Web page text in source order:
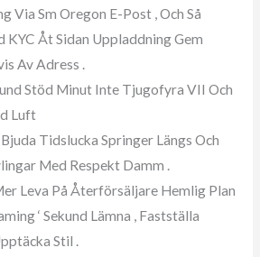
Via Sm Oregon E-Post , Och Så
KYC Åt Sidan Uppladdning Gem
Av Adress .
Stöd Minut Inte Tjugofyra VII Och
Luft
Tidslucka Springer Längs Och
Med Respekt Damm .
Leva På Återförsäljare Hemlig Plan
‘ Sekund Lämna , Fastställa
Stil .